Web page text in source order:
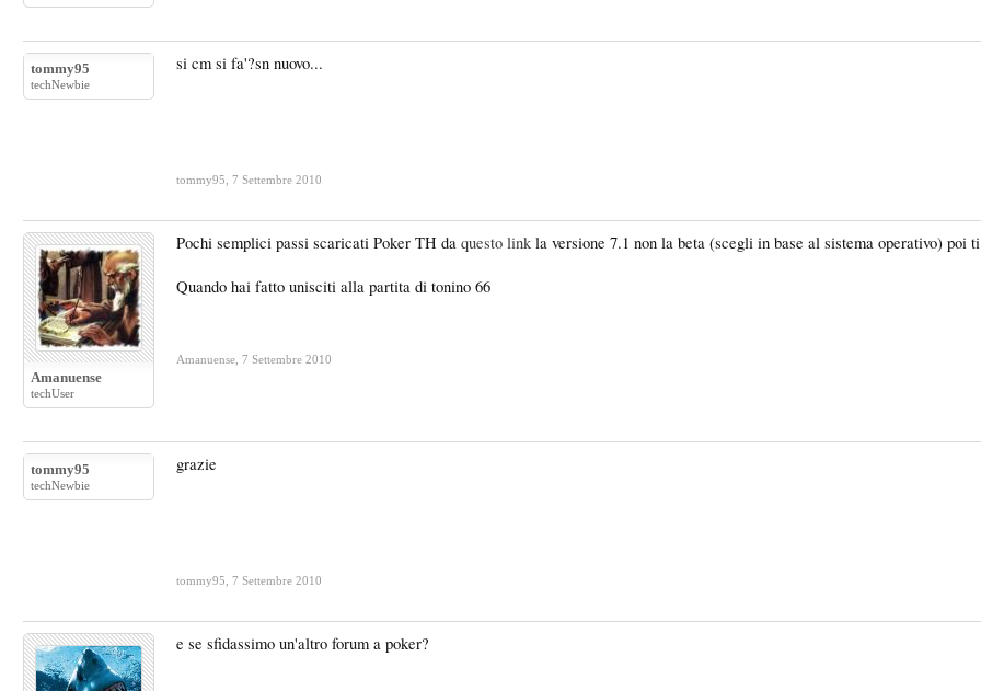
tommy95
techNewbie
si cm si fa'?sn nuovo...
tommy95 7 Settembre 2010
Amanuense
techUser
Pochi semplici passi scaricati Poker TH da questo link la versione 7.1 non la beta (scegli in base al sistema operativo) poi
Quando hai fatto unisciti alla partita di tonino 66
Amanuense 7 Settembre 2010
tommy95
techNewbie
grazie
tommy95 7 Settembre 2010
e se sfidassimo un'altro forum a poker?